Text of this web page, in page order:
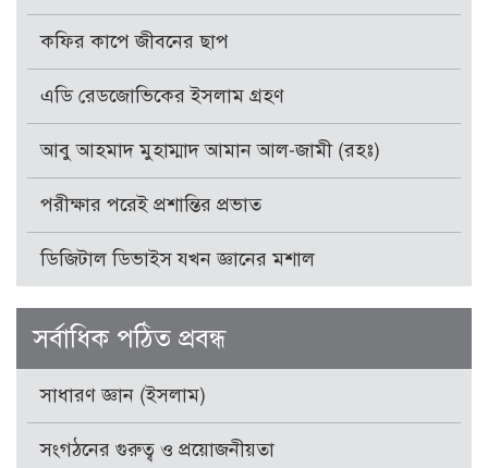
কফির কাপে জীবনের ছাপ
এডি রেডজোভিকের ইসলাম গ্রহণ
আবু আহমাদ মুহাম্মাদ আমান আল-জামী (রহঃ)
পরীক্ষার পরেই প্রশান্তির প্রভাত
ডিজিটাল ডিভাইস যখন জ্ঞানের মশাল
সর্বাধিক পঠিত প্রবন্ধ
সাধারণ জ্ঞান (ইসলাম)
সংগঠনের গুরুত্ব ও প্রয়োজনীয়তা